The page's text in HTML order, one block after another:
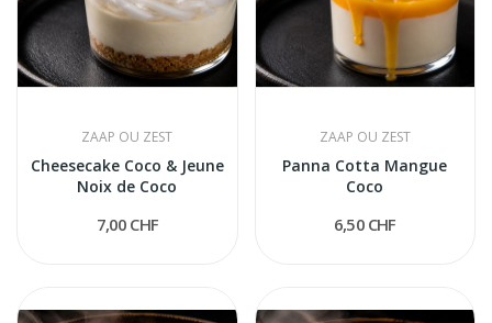
ZAAP OU ZEST
Cheesecake Coco & Jeune
Noix de Coco
7,00 CHF
ZAAP OU ZEST
Panna Cotta Mangue
Coco
6,50 CHF